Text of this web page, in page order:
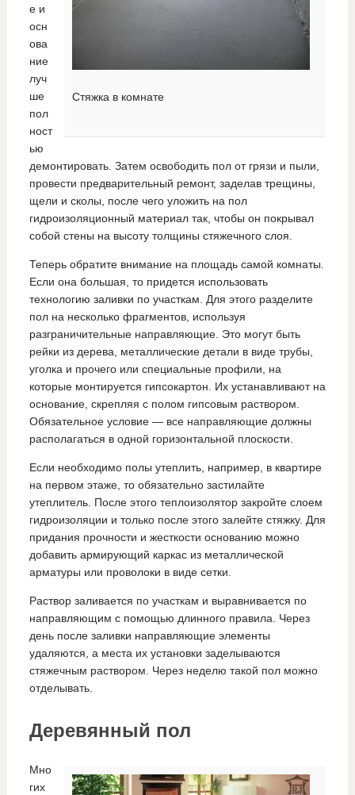
Стяжка в комнате
е и
осн
ова
ние
луч
ше
пол
ност
ью
демонтировать. Затем освободить пол от грязи и пыли,
провести предварительный ремонт, заделав трещины,
щели и сколы, после чего уложить на пол
гидроизоляционный материал так, чтобы он покрывал
собой стены на высоту толщины стяжечного слоя.
Теперь обратите внимание на площадь самой комнаты.
Если она большая, то придется использовать
технологию заливки по участкам. Для этого разделите
пол на несколько фрагментов, используя
разграничительные направляющие. Это могут быть
рейки из дерева, металлические детали в виде трубы,
уголка и прочего или специальные профили, на
которые монтируется гипсокартон. Их устанавливают на
основание, скрепляя с полом гипсовым раствором.
Обязательное условие — все направляющие должны
располагаться в одной горизонтальной плоскости.
Если необходимо полы утеплить, например, в квартире
на первом этаже, то обязательно застилайте
утеплитель. После этого теплоизолятор закройте слоем
гидроизоляции и только после этого залейте стяжку. Для
придания прочности и жесткости основанию можно
добавить армирующий каркас из металлической
арматуры или проволоки в виде сетки.
Раствор заливается по участкам и выравнивается по
направляющим с помощью длинного правила. Через
день после заливки направляющие элементы
удаляются, а места их установки заделываются
стяжечным раствором. Через неделю такой пол можно
отделывать.
Деревянный пол
Мно
гих